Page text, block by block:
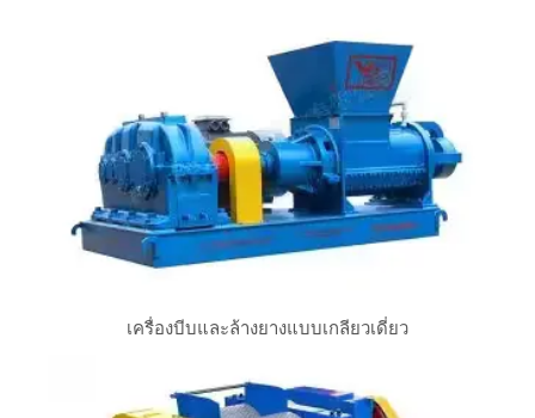
เครื่องบีบและล้างยางแบบเกลียวเดี่ยว